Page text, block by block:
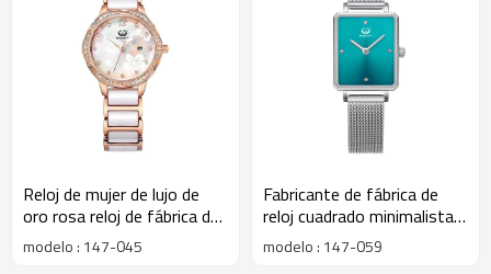
Reloj de mujer de lujo de
oro rosa reloj de fábrica de
cuarzo de cerámica
personalizado
modelo : 147-045
Fabricante de fábrica de
reloj cuadrado minimalista
delgado personalizado
modelo : 147-059